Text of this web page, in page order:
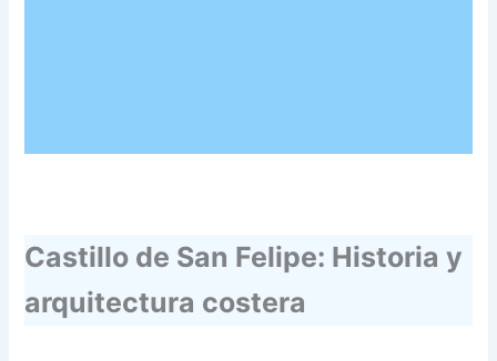
Castillo de San Felipe: Historia y
arquitectura costera